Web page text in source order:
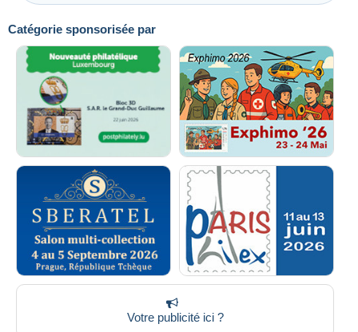
Catégorie sponsorisée par
Votre publicité ici ?